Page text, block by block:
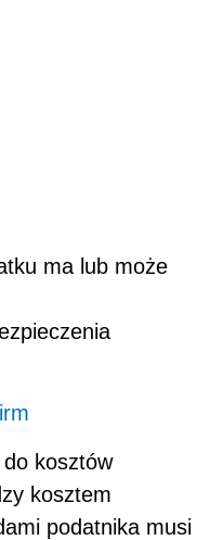
ma lub może
kosztów
kosztem
podatnika musi